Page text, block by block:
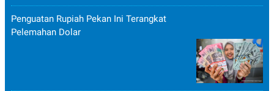
Penguatan Rupiah Pekan Ini Terangkat
Pelemahan Dolar